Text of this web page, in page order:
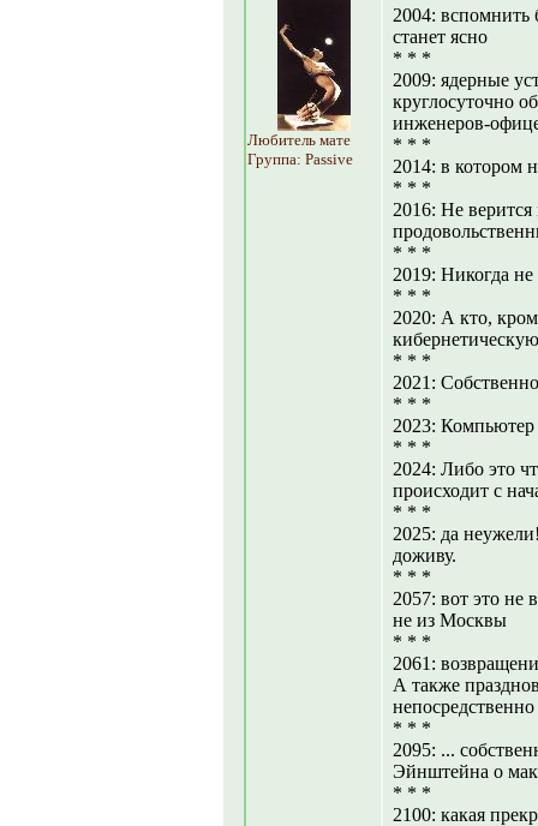
Любитель мате
Группа: Passive
2004: вспомнить
станет ясно
* * *
2009: ядерные
круглосуточно
инженеров-
* * *
2014: в котором
* * *
2016: Не
* * *
2019: Никогда
* * *
2020: А кто,
* * *
2021:
* * *
2023:
* * *
2024: Либо это
происходит с
* * *
2025: да
доживу.
* * *
2057: вот это не
не из Москвы
* * *
2061:
А также
* * *
2095: ...
Эйнштейна о
* * *
2100: какая